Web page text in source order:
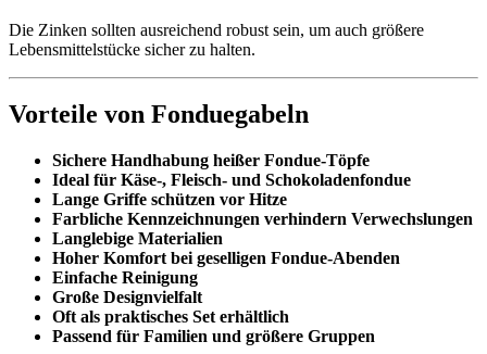
Die Zinken sollten ausreichend robust sein, um auch größere
Lebensmittelstücke sicher zu halten.
Vorteile von Fonduegabeln
Sichere Handhabung heißer Fondue-Töpfe
Ideal für Käse-, Fleisch- und Schokoladenfondue
Lange Griffe schützen vor Hitze
Farbliche Kennzeichnungen verhindern Verwechslungen
Langlebige Materialien
Hoher Komfort bei geselligen Fondue-Abenden
Einfache Reinigung
Große Designvielfalt
Oft als praktisches Set erhältlich
Passend für Familien und größere Gruppen